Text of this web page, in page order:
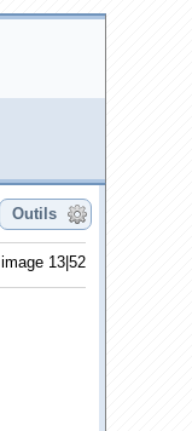
Outils
image 13|52